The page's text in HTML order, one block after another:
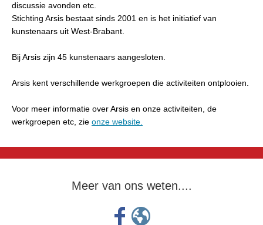
discussie avonden etc.
Stichting Arsis bestaat sinds 2001 en is het initiatief van
kunstenaars uit West-Brabant.
Bij Arsis zijn 45 kunstenaars aangesloten.
Arsis kent verschillende werkgroepen die activiteiten ontplooien.
Voor meer informatie over Arsis en onze activiteiten, de
werkgroepen etc, zie onze website.
Meer van ons weten....